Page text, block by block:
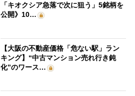
「キオクシア急落で次に狙う」5銘柄を
公開》10…
【大阪の不動産価格「危ない駅」ラン
キング】“中古マンション売れ行き鈍
化”のワース…